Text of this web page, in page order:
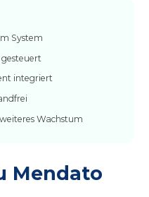
System
integriert
Wachstum
Mendato